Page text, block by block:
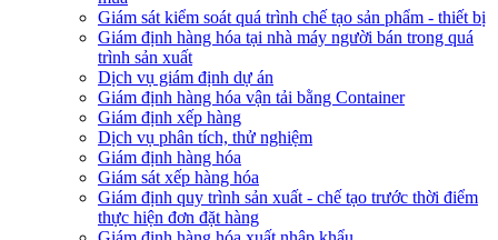
Giám sát kiểm soát quá trình chế tạo sản phẩm - thiết bị
Giám định hàng hóa tại nhà máy người bán trong quá
trình sản xuất
Dịch vụ giám định dự án
Giám định hàng hóa vận tải bằng Container
Giám định xếp hàng
Dịch vụ phân tích, thử nghiệm
Giám định hàng hóa
Giám sát xếp hàng hóa
Giám định quy trình sản xuất - chế tạo trước thời điểm
thực hiện đơn đặt hàng